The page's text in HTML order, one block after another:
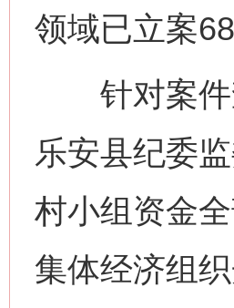
领域已立案68
针对案件
乐安县纪委
村小组资金
集体经济组